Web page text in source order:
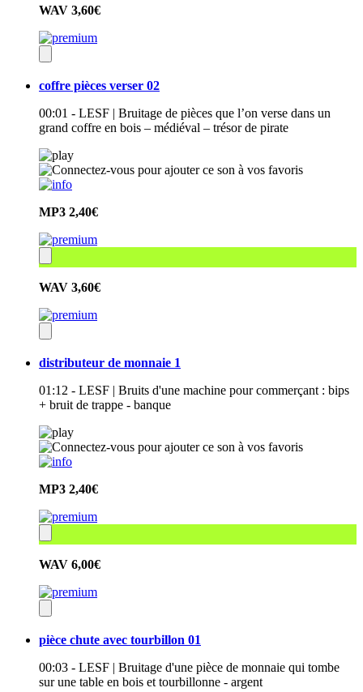
WAV 3,60€
coffre pièces verser 02
00:01 - LESF | Bruitage de pièces que l’on verse dans un
grand coffre en bois – médiéval – trésor de pirate
MP3 2,40€
WAV 3,60€
distributeur de monnaie 1
01:12 - LESF | Bruits d'une machine pour commerçant : bips
+ bruit de trappe - banque
MP3 2,40€
WAV 6,00€
pièce chute avec tourbillon 01
00:03 - LESF | Bruitage d'une pièce de monnaie qui tombe
sur une table en bois et tourbillonne - argent